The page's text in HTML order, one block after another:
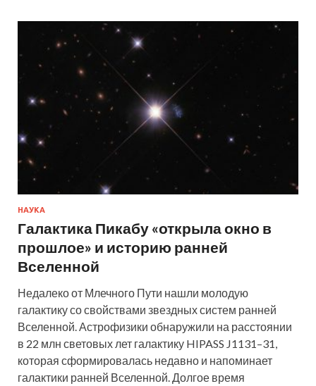
НАУКА
Галактика Пикабу «открыла окно в
прошлое» и историю ранней
Вселенной
Недалеко от Млечного Пути нашли молодую
галактику со свойствами звездных систем ранней
Вселенной. Астрофизики обнаружили на расстоянии
в 22 млн световых лет галактику HIPASS J1131–31,
которая сформировалась недавно и напоминает
галактики ранней Вселенной. Долгое время